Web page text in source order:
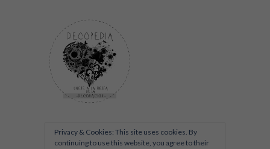
Privacy & Cookies: This site uses cookies. By
continuing to use this website, you agree to their